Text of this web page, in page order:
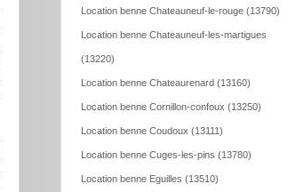
Location benne Chateauneuf-le-rouge (13790)
Location benne Chateauneuf-les-martigues
(13220)
Location benne Chateaurenard (13160)
Location benne Cornillon-confoux (13250)
Location benne Coudoux (13111)
Location benne Cuges-les-pins (13780)
Location benne Eguilles (13510)